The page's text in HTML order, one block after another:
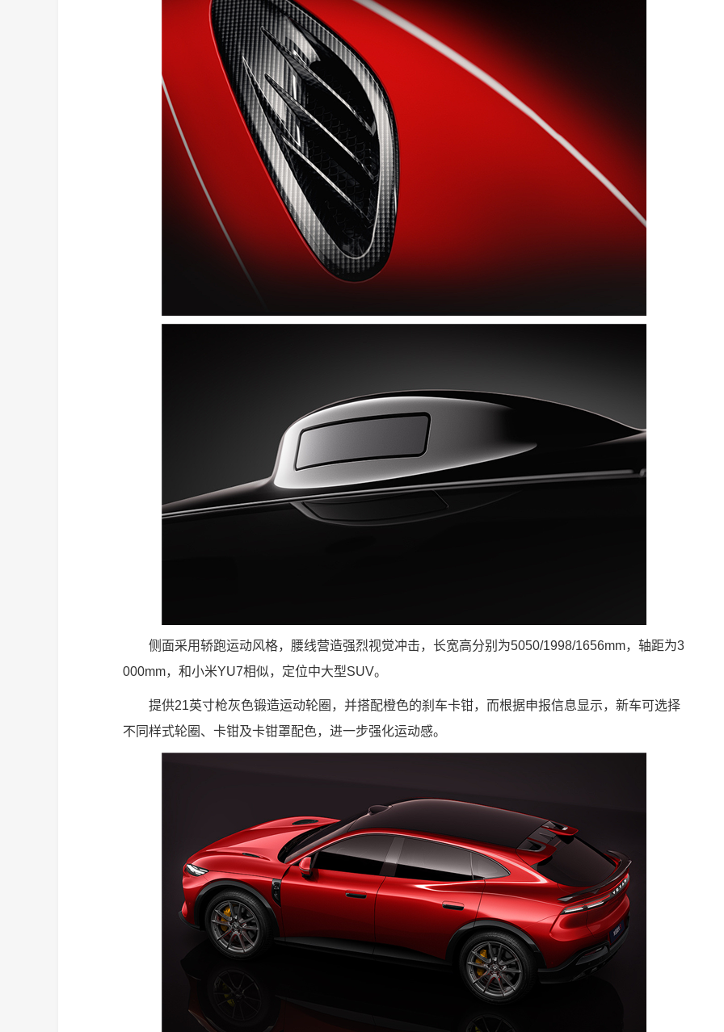
侧面采用轿跑运动风格，腰线营造强烈视觉冲击，长宽高分别为5050/1998/1656mm，轴距为3
000mm，和小米YU7相似，定位中大型SUV。
提供21英寸枪灰色锻造运动轮圈，并搭配橙色的刹车卡钳，而根据申报信息显示，新车可选择
不同样式轮圈、卡钳及卡钳罩配色，进一步强化运动感。